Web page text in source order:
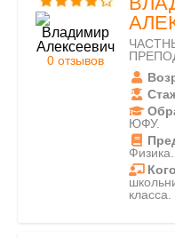
0 отзывов
ЮФУ.
Физика.
класса.